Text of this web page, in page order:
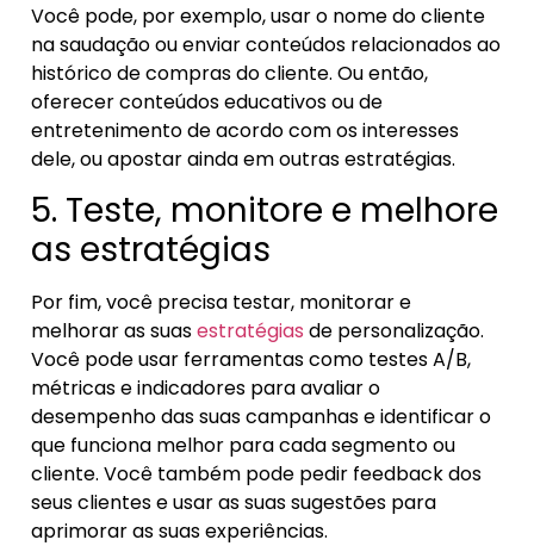
Você pode, por exemplo, usar o nome do cliente
na saudação ou enviar conteúdos relacionados ao
histórico de compras do cliente. Ou então,
oferecer conteúdos educativos ou de
entretenimento de acordo com os interesses
dele, ou apostar ainda em outras estratégias.
5. Teste, monitore e melhore
as estratégias
Por fim, você precisa testar, monitorar e
melhorar as suasestratégias de personalização.
Você pode usar ferramentas como testes A/B,
métricas e indicadores para avaliar o
desempenho das suas campanhas e identificar o
que funciona melhor para cada segmento ou
cliente. Você também pode pedir feedback dos
seus clientes e usar as suas sugestões para
aprimorar as suas experiências.